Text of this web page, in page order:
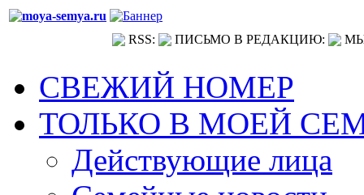
RSS: ПИСЬМО В РЕДАКЦИЮ:
СВЕЖИЙ НОМЕР
ТОЛЬКО В МОЕЙ
Действующие лица